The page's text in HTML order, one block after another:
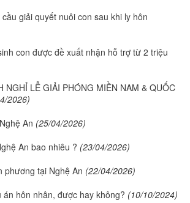
giải quyết nuôi con sau khi ly hôn
con được đề xuất nhận hỗ trợ từ 2 triệu
NGHỈ LỄ GIẢI PHÓNG MIỀN NAM & QUỐC
2026)
An (25/04/2026)
An bao nhiêu ? (23/04/2026)
phương tại Nghệ An (22/04/2026)
án hôn nhân, được hay không? (10/10/2024)